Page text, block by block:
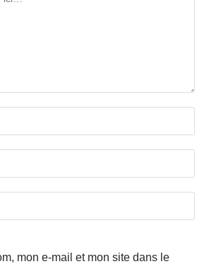
mon e-mail et mon site dans le